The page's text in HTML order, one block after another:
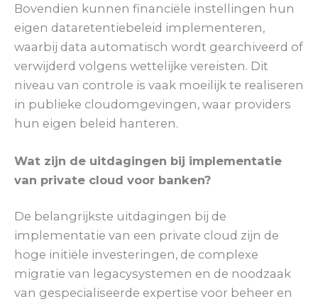
Bovendien kunnen financiële instellingen hun
eigen dataretentiebeleid implementeren,
waarbij data automatisch wordt gearchiveerd of
verwijderd volgens wettelijke vereisten. Dit
niveau van controle is vaak moeilijk te realiseren
in publieke cloudomgevingen, waar providers
hun eigen beleid hanteren.
Wat zijn de uitdagingen bij implementatie
van private cloud voor banken?
De belangrijkste uitdagingen bij de
implementatie van een private cloud zijn de
hoge initiële investeringen, de complexe
migratie van legacysystemen en de noodzaak
van gespecialiseerde expertise voor beheer en